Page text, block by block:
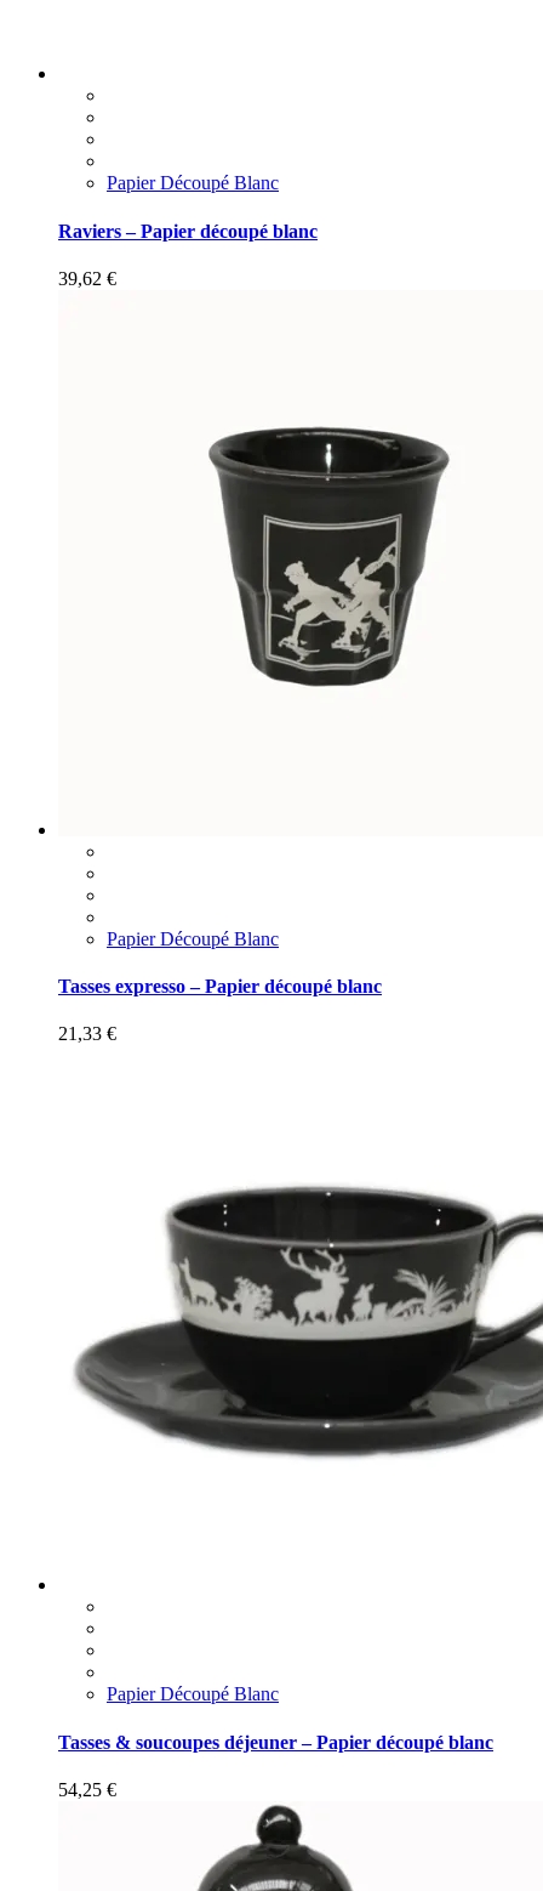
Papier Découpé Blanc
Raviers – Papier découpé blanc
39,62 €
Papier Découpé Blanc
Tasses expresso – Papier découpé blanc
21,33 €
Papier Découpé Blanc
Tasses & soucoupes déjeuner – Papier découpé blanc
54,25 €